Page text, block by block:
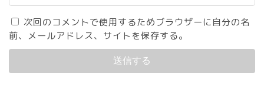
次回のコメントで使用するためブラウザーに自分の名
前、メールアドレス、サイトを保存する。